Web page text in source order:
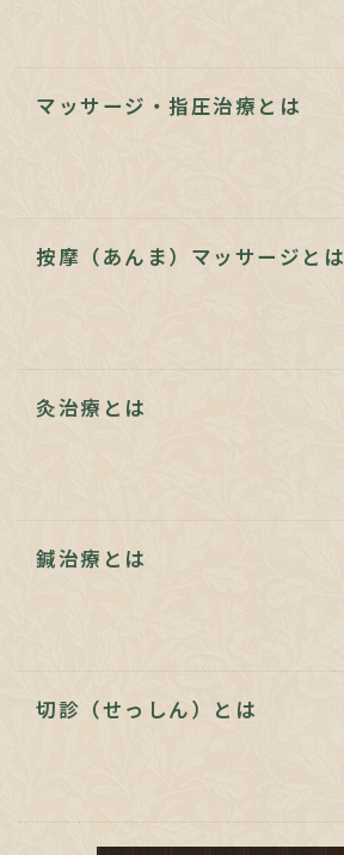
マッサージ・指圧治療とは
按摩（あんま）マッサージとは
灸治療とは
鍼治療とは
切診（せっしん）とは